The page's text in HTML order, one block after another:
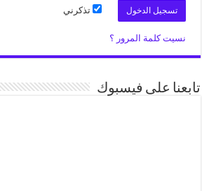
تذكرني
نسيت كلمة المرور ؟
تابعنا على فيسبوك